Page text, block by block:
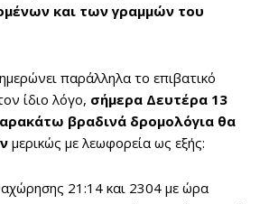
και των γραμμών του
παράλληλα το επιβατικό
ίδιο λόγο, σήμερα Δευτέρα 13
βραδινά δρομολόγια θα
μερικώς με λεωφορεία ως εξής:
21:14 και 2304 με ώρα